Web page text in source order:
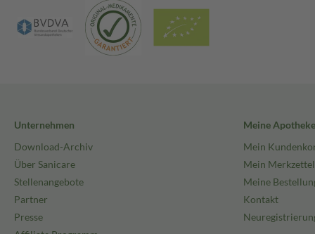
Unternehmen
Download-Archiv
Über Sanicare
Stellenangebote
Partner
Presse
Meine Apotheke
Mein
Mein Merkzettel
Meine
Kontakt